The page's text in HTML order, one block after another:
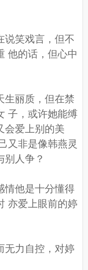
说笑戏言，但不
他的话，但心中
生丽质，但在禁
子，或许她能缚
会爱上别的美
又非是像韩燕灵
别人争？
情他是十分懂得
亦爱上眼前的婷
无力自控，对婷